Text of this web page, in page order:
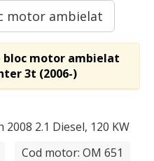
motor ambielat
motor ambielat
3t (2006-)
2008 2.1 Diesel, 120 KW
Cod motor: OM 651